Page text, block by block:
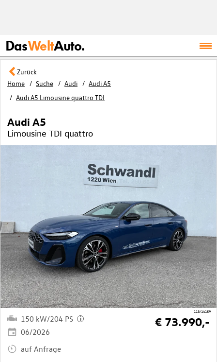
DasWeltAuto.
Zurück
Home
Suche Audi
Audi A5
Audi A5 Limousine quattro TDI
113/14159
Audi A5
Limousine TDI quattro
150 kW/204 PS i
06/2026
auf Anfrage
€ 73.990,-